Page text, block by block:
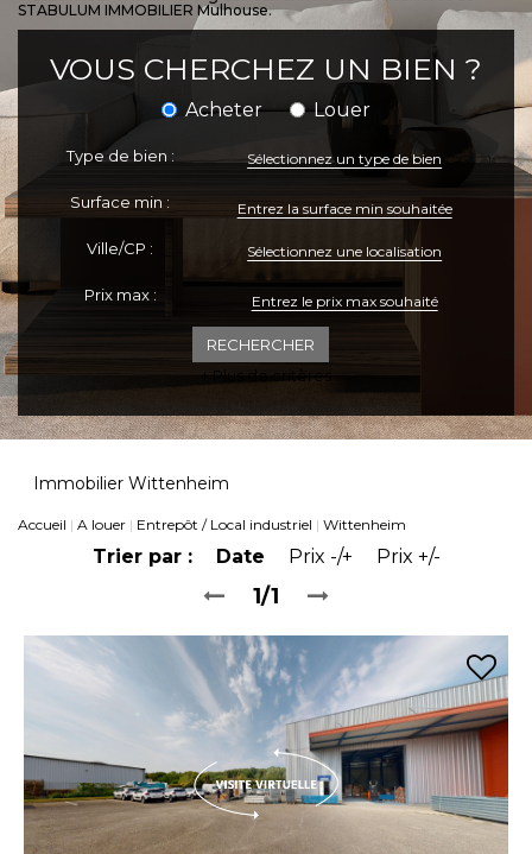
ESPACE CLIENTS
STABULUM IMMOBILIER Mulhouse.
VOUS CHERCHEZ UN BIEN ?
Acheter Louer
Type de bien : Sélectionnez un type de bien
Surface min :
Ville/CP : Sélectionnez une localisation
Prix max :
+ Plus de critères
Immobilier Wittenheim
Accueil A louer Entrepôt / Local industriel Wittenheim
Trier par : Date Prix -/+ Prix +/-
1/1